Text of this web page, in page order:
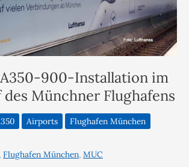
900-Installation im
des Münchner Flughafens
Airports
Flughafen München
, Flughafen München, MUC